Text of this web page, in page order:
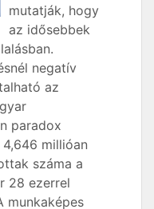
mutatják, hogy
az idősebbek
negatív
az
paradox
millióan
száma a
28 ezerrel
munkaképes